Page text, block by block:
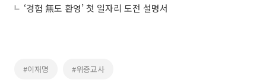
‘경험 無도 환영’ 첫 일자리 도전 설명서
#이재명 #위증교사